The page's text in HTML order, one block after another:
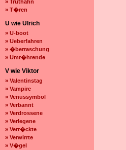
» Truthahn
» T�ren
U wie Ulrich
» U-boot
» Ueberfahren
» �berraschung
» Umr�hrende
V wie Viktor
» Valentinstag
» Vampire
» Venussymbol
» Verbannt
» Verdrossene
» Verlegene
» Verr�ckte
» Verwirrte
» V�gel